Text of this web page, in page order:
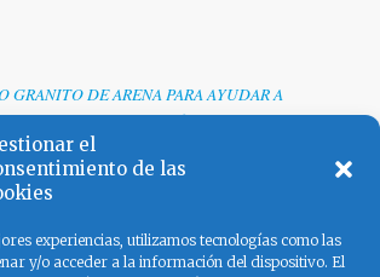
el
de las
experiencias, utilizamos tecnologías como las
y/o acceder a la información del dispositivo. El
GRANITO DE ARENA PARA AYUDAR A
LA CRISIS DEL COVID-19